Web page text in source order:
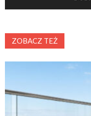
ZOBACZ TEŻ